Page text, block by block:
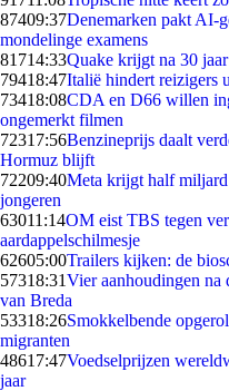
87409:37Denemarken pakt AI-
mondelinge examens
81714:33Quake krijgt na 30
79418:47Italië hindert reizigers
73418:08CDA en D66 willen
ongemerkt filmen
72317:56Benzineprijs daalt
Hormuz blijft
72209:40Meta krijgt half miljard
jongeren
63011:14OM eist TBS tegen
aardappelschilmesje
62605:00Trailers kijken: de
57318:31Vier aanhoudingen na
van Breda
53318:26Smokkelbende
migranten
48617:47Voedselprijzen
jaar